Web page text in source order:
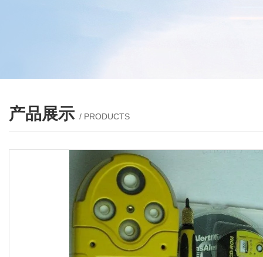
产品展示 / PRODUCTS